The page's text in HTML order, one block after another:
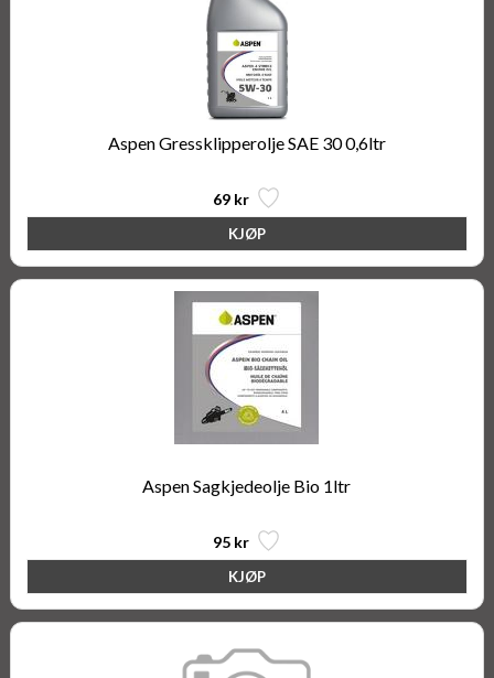
Aspen Gressklipperolje SAE 30 0,6ltr
69 kr
Aspen Sagkjedeolje Bio 1ltr
95 kr